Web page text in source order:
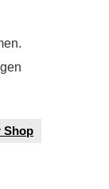
Shop